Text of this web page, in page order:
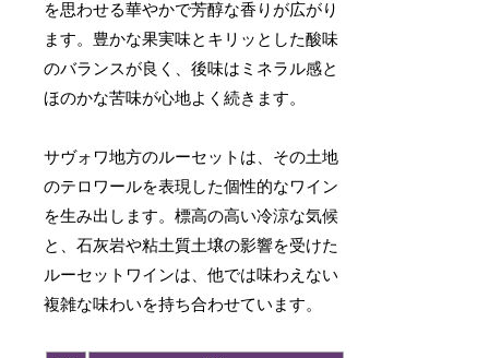
を思わせる華やかで芳醇な香りが広がり
ます。豊かな果実味とキリッとした酸味
のバランスが良く、後味はミネラル感と
ほのかな苦味が心地よく続きます。
サヴォワ地方のルーセットは、その土地
のテロワールを表現した個性的なワイン
を生み出します。標高の高い冷涼な気候
と、石灰岩や粘土質土壌の影響を受けた
ルーセットワインは、他では味わえない
複雑な味わいを持ち合わせています。